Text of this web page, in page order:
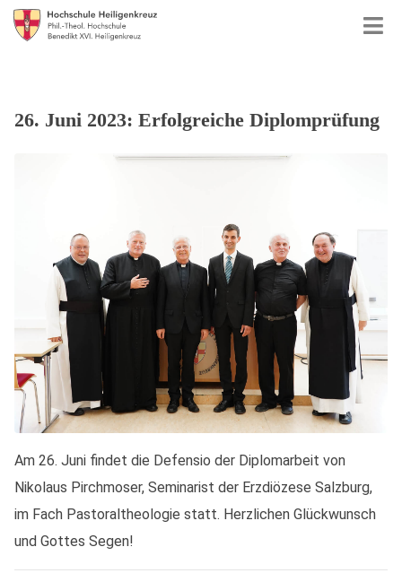
26. Juni 2023: Erfolgreiche Diplomprüfung
Am 26. Juni findet die Defensio der Diplomarbeit von
Nikolaus Pirchmoser, Seminarist der Erzdiözese Salzburg,
im Fach Pastoraltheologie statt. Herzlichen Glückwunsch
und Gottes Segen!